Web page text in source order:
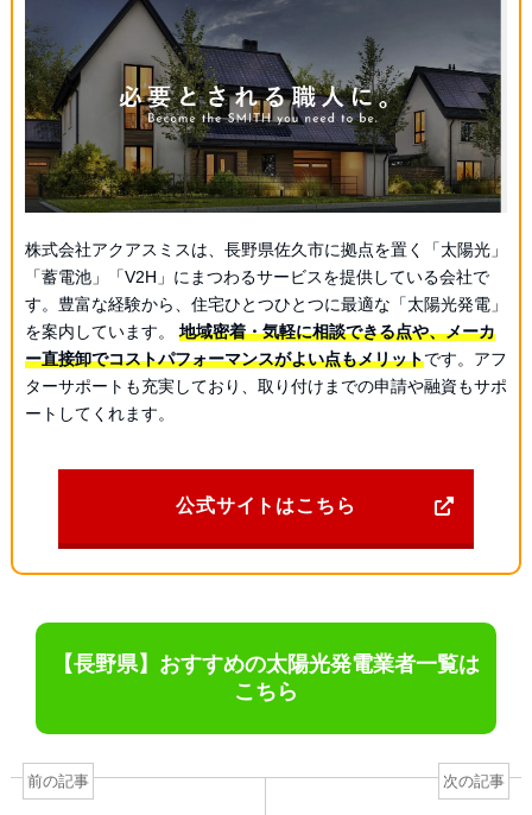
株式会社アクアスミスは、長野県佐久市に拠点を置く「太陽光」
「蓄電池」「V2H」にまつわるサービスを提供している会社で
す。豊富な経験から、住宅ひとつひとつに最適な「太陽光発電」
を案内しています。 地域密着・気軽に相談できる点や、メーカ
ー直接卸でコストパフォーマンスがよい点もメリットです。アフ
ターサポートも充実しており、取り付けまでの申請や融資もサポ
ートしてくれます。
公式サイトはこちら
【長野県】おすすめの太陽光発電業者一覧は
こちら
前の記事 次の記事